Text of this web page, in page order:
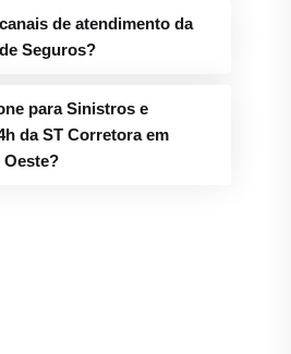
de atendimento da
Seguros?
para Sinistros e
da ST Corretora em
Oeste?